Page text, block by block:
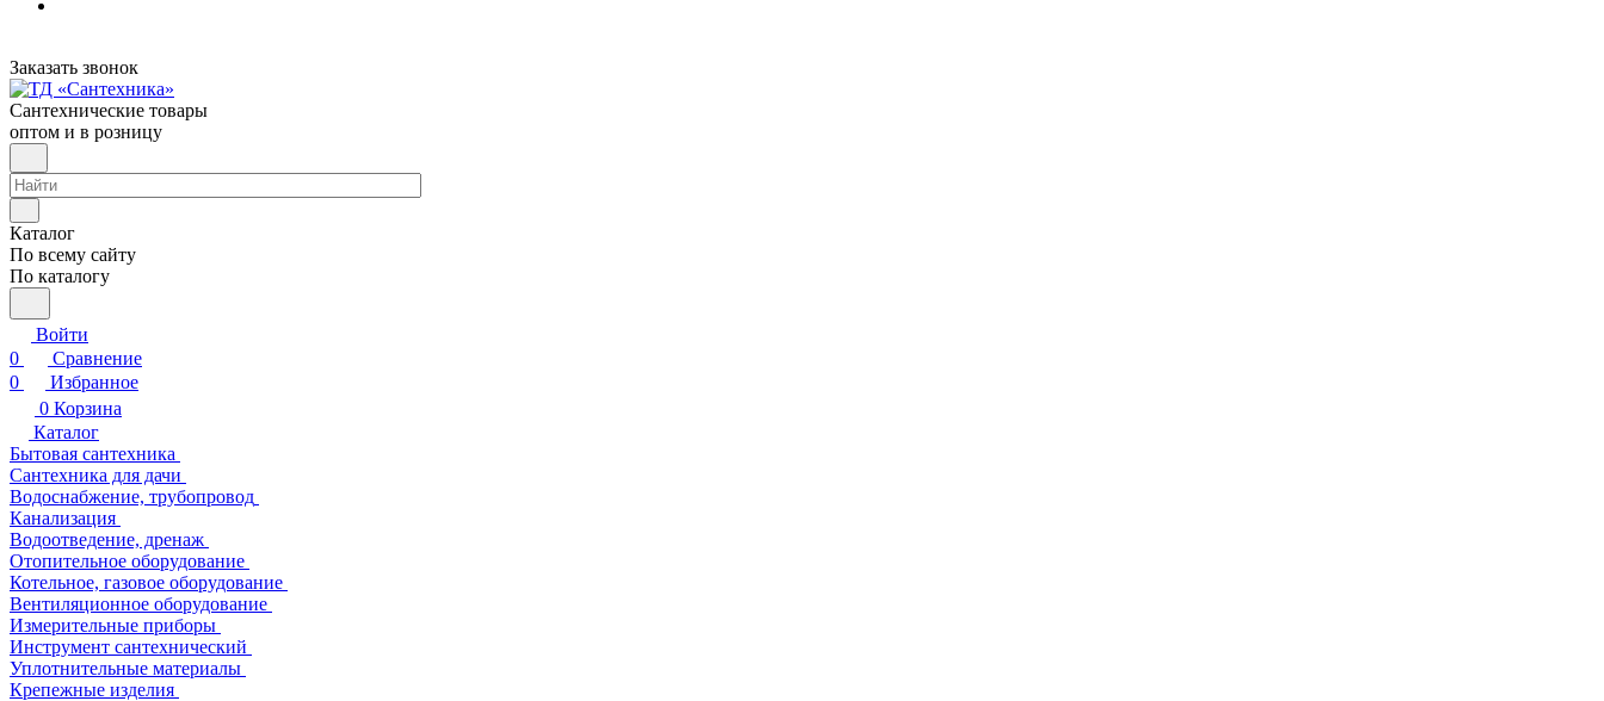
Заказать звонок
Сантехнические товары
оптом и в розницу
Каталог
По всему сайту
По каталогу
Войти
0
Сравнение
0
Избранное
0 Корзина
Каталог
Бытовая сантехника
Сантехника для дачи
Водоснабжение, трубопровод
Канализация
Водоотведение, дренаж
Отопительное оборудование
Котельное, газовое оборудование
Вентиляционное оборудование
Измерительные приборы
Инструмент сантехнический
Уплотнительные материалы
Крепежные изделия